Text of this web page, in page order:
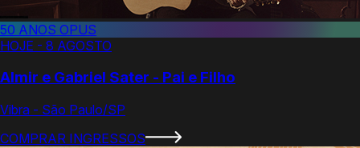
50 ANOS OPUS
HOJE - 8 AGOSTO
Almir e Gabriel Sater - Pai e Filho
Vibra - São Paulo/SP
COMPRAR INGRESSOS